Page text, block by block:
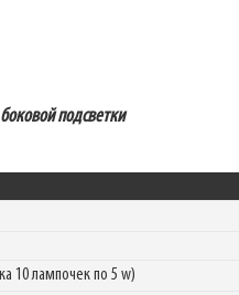
подсветки
10 лампочек по 5 w)